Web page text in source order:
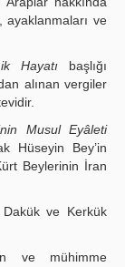
ayaklanmaları ve
Hayatıbaşlığı
alınan vergiler
Musul Eyâleti
Hüseyin Bey’in
Beylerinin İran
Dakük ve Kerkük
ve mühimme